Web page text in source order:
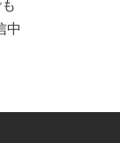
中